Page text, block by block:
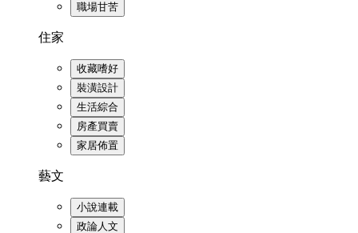
職場甘苦
住家
收藏嗜好
裝潢設計
生活綜合
房產買賣
家居佈置
藝文
小說連載
政論人文